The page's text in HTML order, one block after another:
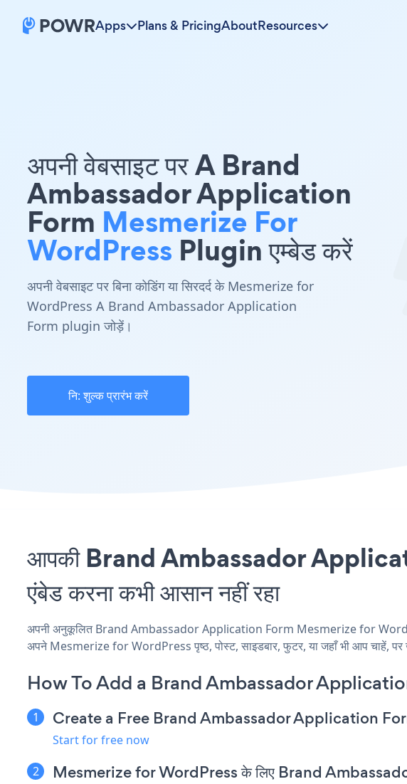
Apps Plans & PricingAboutResources
अपनी वेबसाइट पर A Brand
Ambassador Application
Form Mesmerize For
WordPress Plugin एम्बेड करें
अपनी वेबसाइट पर बिना कोडिंग या सिरदर्द के Mesmerize for
WordPress A Brand Ambassador Application
Form plugin जोड़ें।
नि: शुल्क प्रारंभ करें
आपकी Brand Ambassador
एंबेड करना कभी आसान नहीं रहा
अपनी अनुकूलित Brand Ambassador Application Form Mesmerize for
अपने Mesmerize for WordPress पृष्ठ, पोस्ट, साइडबार, फुटर, या जहाँ भी आप चाहें, पर
How To Add a Brand Ambassador
Create a Free Brand Ambassador Application
Start for free now
Mesmerize for WordPress के लिए Brand